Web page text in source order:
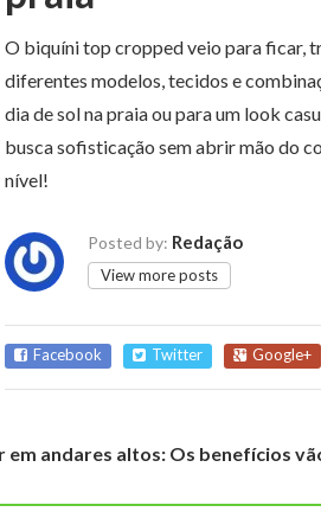
O biquíni top cropped veio para ficar,
diferentes modelos, tecidos e
dia de sol na praia ou para um look
busca sofisticação sem abrir mão do
nível!
Posted by: Redação
View more posts
Facebook Twitter Google+
em andares altos: Os benefícios